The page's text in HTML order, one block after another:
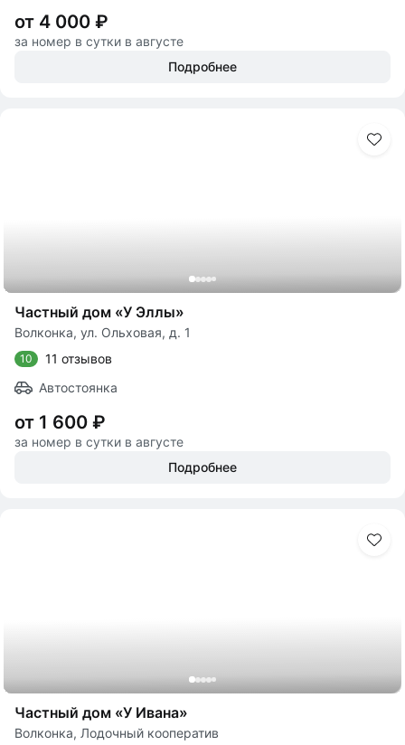
от 4 000 ₽
за номер в сутки в августе
Подробнее
Частный дом «У Эллы»
Волконка, ул. Ольховая, д. 1
10
11 отзывов
Автостоянка
от 1 600 ₽
за номер в сутки в августе
Подробнее
Частный дом «У Ивана»
Волконка, Лодочный кооператив